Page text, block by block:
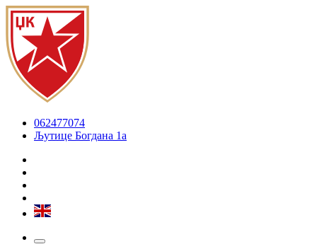
062477074
Љутице Богдана 1а